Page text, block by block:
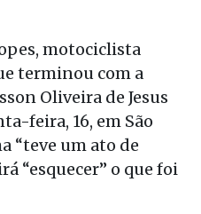
motociclista
terminou com a
Oliveira de Jesus
feira, 16, em São
“teve um ato de
“esquecer” o que foi